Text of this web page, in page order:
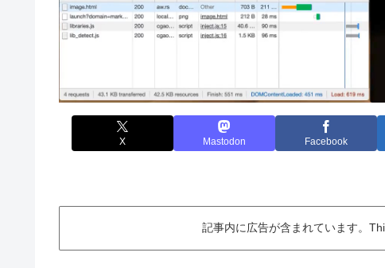
X Mastodon Facebook
記事内に広告が含まれています。